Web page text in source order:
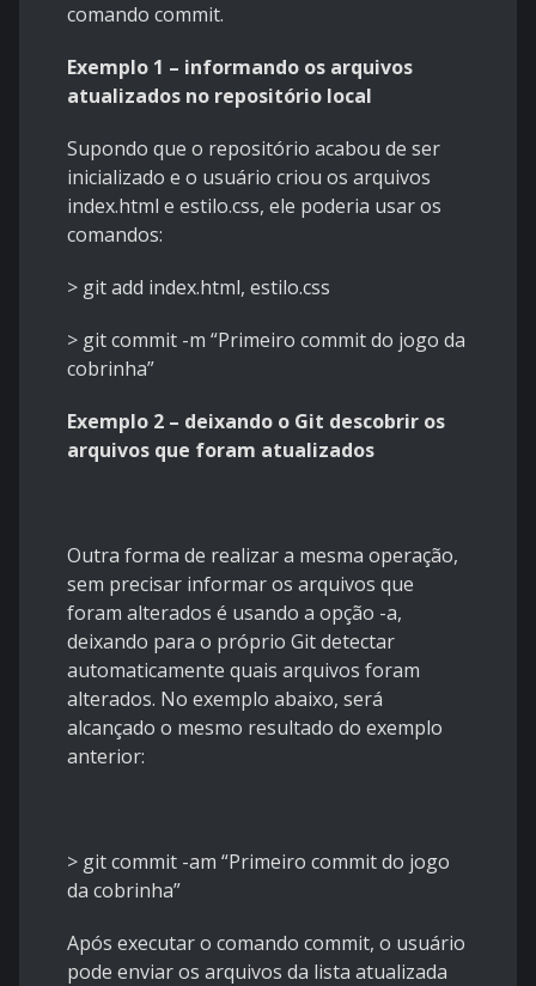
comando commit.
Exemplo 1 – informando os arquivos
atualizados no repositório local
Supondo que o repositório acabou de ser
inicializado e o usuário criou os arquivos
index.html e estilo.css, ele poderia usar os
comandos:
> git add index.html, estilo.css
> git commit -m “Primeiro commit do jogo da
cobrinha”
Exemplo 2 – deixando o Git descobrir os
arquivos que foram atualizados
Outra forma de realizar a mesma operação,
sem precisar informar os arquivos que
foram alterados é usando a opção -a,
deixando para o próprio Git detectar
automaticamente quais arquivos foram
alterados. No exemplo abaixo, será
alcançado o mesmo resultado do exemplo
anterior:
> git commit -am “Primeiro commit do jogo
da cobrinha”
Após executar o comando commit, o usuário
pode enviar os arquivos da lista atualizada